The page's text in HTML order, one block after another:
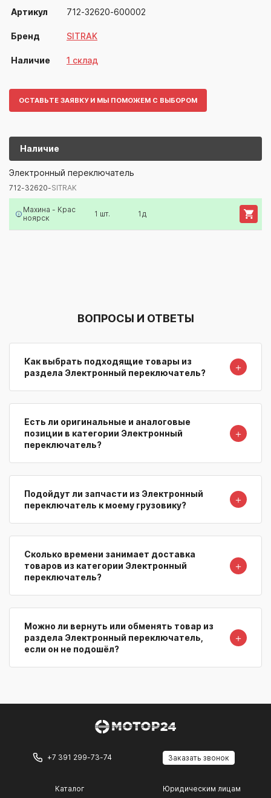
Артикул 712-32620-600002
Бренд SITRAK
Наличие 1 склад
ОСТАВЬТЕ ЗАЯВКУ И МЫ ПОМОЖЕМ С ВЫБОРОМ
Наличие
Артикул/Бренд
712-32620-SITRAK
Электронный переключатель
712-32620-SITRAK
Махина - Крас
ноярск
1 шт. 1д
ВОПРОСЫ И ОТВЕТЫ
Как выбрать подходящие товары из
раздела Электронный переключатель?
＋
Есть ли оригинальные и аналоговые
позиции в категории Электронный
переключатель?
＋
Подойдут ли запчасти из Электронный
переключатель к моему грузовику?
＋
Сколько времени занимает доставка
товаров из категории Электронный
переключатель?
＋
Можно ли вернуть или обменять товар из
раздела Электронный переключатель,
если он не подошёл?
＋
+7 391 299-73-74 Заказать звонок
Каталог Юридическим лицам